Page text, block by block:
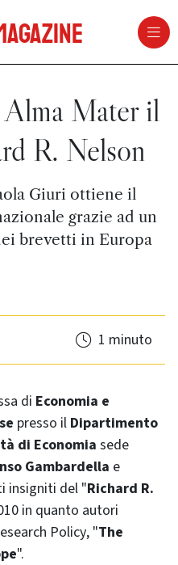
Mater il
R. Nelson
Giuri ottiene il
grazie ad un
brevetti in Europa
1 minuto
di Economia e
presso il Dipartimento
di Economia sede
Gambardella e
insigniti del "Richard R.
in quanto autori
Policy, "The
".